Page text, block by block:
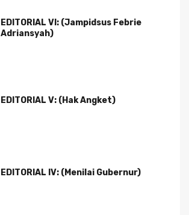
EDITORIAL VI: (Jampidsus Febrie
Adriansyah)
EDITORIAL V: (Hak Angket)
EDITORIAL IV: (Menilai Gubernur)